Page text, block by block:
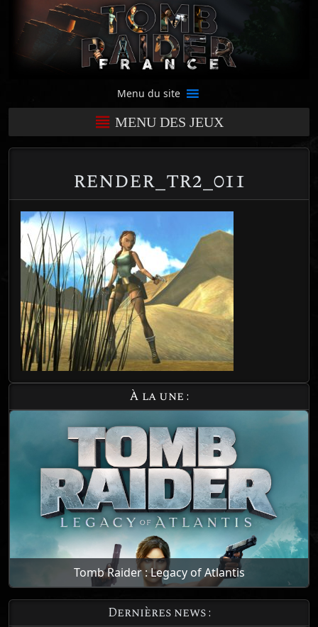
Menu du site
MENU DES JEUX
render_tr2_011
À la une :
Tomb Raider : Legacy of Atlantis
Dernières news :